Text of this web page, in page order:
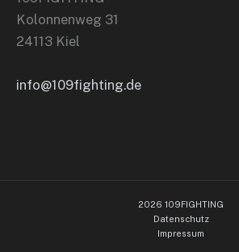
Kolonnenweg 31
24113 Kiel
info@109fighting.de
2026 109FIGHTING
Datenschutz
Impressum